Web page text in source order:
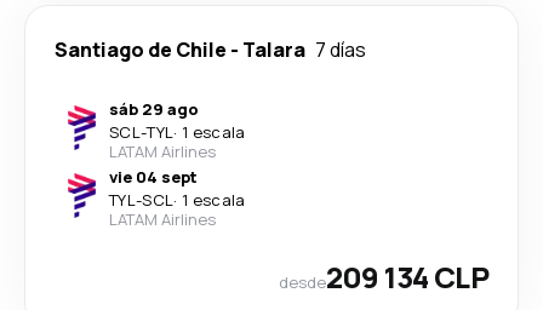
Santiago de Chile - Talara 7 días
sáb 29 ago
SCL-TYL· 1 escala
LATAM Airlines
vie 04 sept
TYL-SCL· 1 escala
LATAM Airlines
desde209 134 CLP